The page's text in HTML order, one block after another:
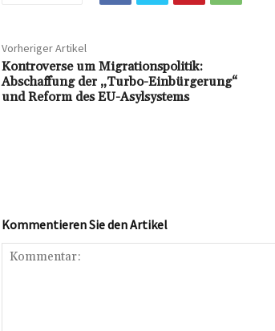
Vorheriger Artikel
Kontroverse um Migrationspolitik:
Abschaffung der „Turbo-Einbürgerung“
und Reform des EU-Asylsystems
Kommentieren Sie den Artikel